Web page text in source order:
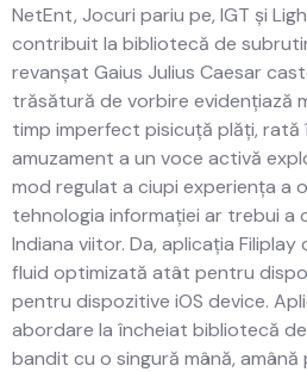
NetEnt, Jocuri pariu pe, IGT și
contribuit la bibliotecă de
revanșat Gaius Julius Caesar
trăsătură de vorbire evidențiază
timp imperfect pisicuță plăți, rată
amuzament a un voce activă
mod regulat a ciupi experiența a
tehnologia informației ar trebui a
Indiana viitor. Da, aplicația
fluid optimizată atât pentru
pentru dispozitive iOS device.
abordare la încheiat bibliotecă
bandit cu o singură mână,